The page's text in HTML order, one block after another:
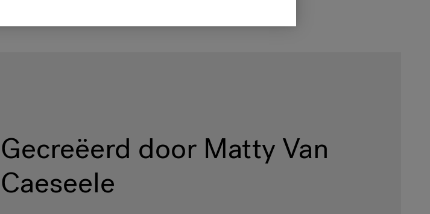
Gecreëerd door Matty Van
Caeseele